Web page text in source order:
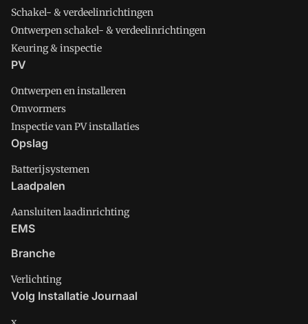
Schakel- & verdeelinrichtingen
Ontwerpen schakel- & verdeelinrichtingen
Keuring & inspectie
PV
Ontwerpen en installeren
Omvormers
Inspectie van PV installaties
Opslag
Batterijsystemen
Laadpalen
Aansluiten laadinrichting
EMS
Branche
Verlichting
Volg Installatie Journaal